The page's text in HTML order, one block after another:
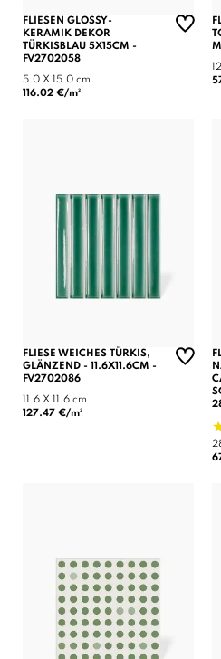
FLIESEN GLOSSY-
KERAMIK DEKOR
TÜRKISBLAU 5X15CM -
FV2702058
5.0 X 15.0 cm
116.02 €/m²
FLIESE WEICHES TÜRKIS,
GLÄNZEND - 11.6X11.6CM -
FV2702086
11.6 X 11.6 cm
127.47 €/m²